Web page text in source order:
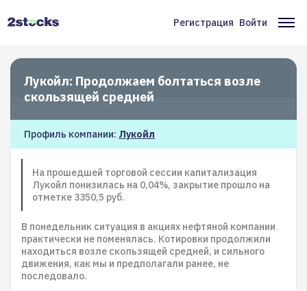
Меню
учётной
записи
Регистрация Войти
Лукойл: Продолжаем болтаться возле
скользящей средней
Профиль компании: Лукойл
На прошедшей торговой сессии капитализация
Лукойл понизилась на 0,04%, закрытие прошло на
отметке 3350,5 руб.
В понедельник ситуация в акциях нефтяной компании
практически не поменялась. Котировки продолжили
находиться возле скользящей средней, и сильного
движения, как мы и предполагали ранее, не
последовало.